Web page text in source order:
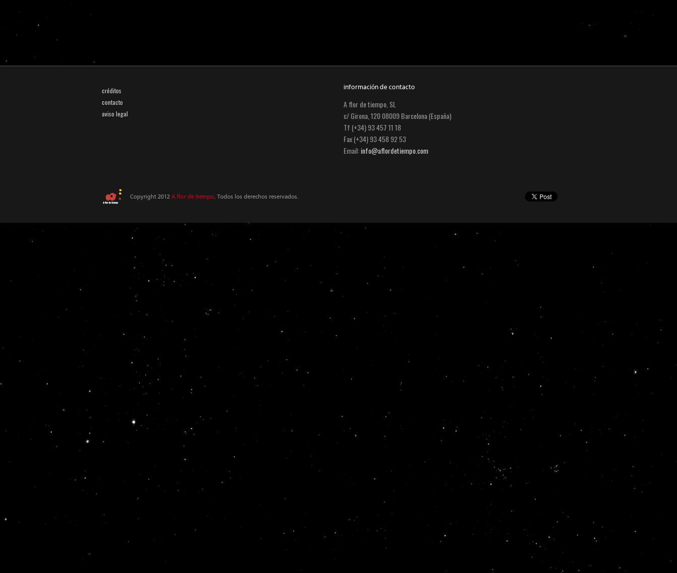
créditos
contacto
aviso legal
información de contacto
A flor de tiempo, SL
c/ Girona, 120 08009 Barcelona (España)
Tf (+34) 93 457 11 18
Fax (+34) 93 458 92 53
Email:info@aflordetiempo.com
Copyright 2012 A flor de tiempo. Todos los derechos reservados.